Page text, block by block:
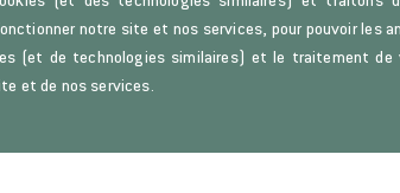
notre site et nos services, pour pouvoir les
(et de technologies similaires) et le traitement de
et de nos services.